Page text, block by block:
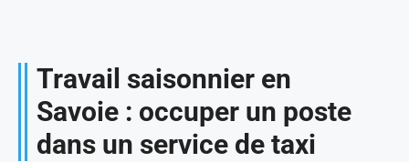
Travail saisonnier en
Savoie : occuper un poste
dans un service de taxi